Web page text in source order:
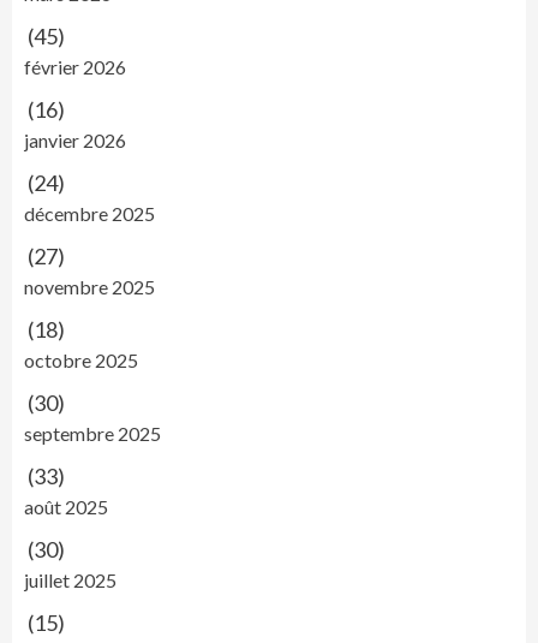
(45)
février 2026
(16)
janvier 2026
(24)
décembre 2025
(27)
novembre 2025
(18)
octobre 2025
(30)
septembre 2025
(33)
août 2025
(30)
juillet 2025
(15)